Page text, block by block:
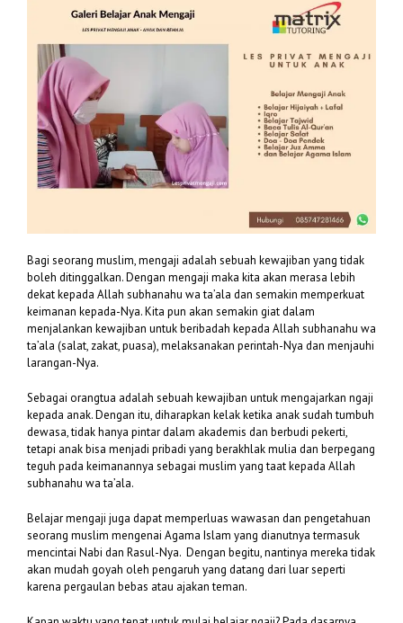
Bagi seorang muslim, mengaji adalah sebuah kewajiban yang tidak
boleh ditinggalkan. Dengan mengaji maka kita akan merasa lebih
dekat kepada Allah subhanahu wa ta’ala dan semakin memperkuat
keimanan kepada-Nya. Kita pun akan semakin giat dalam
menjalankan kewajiban untuk beribadah kepada Allah subhanahu wa
ta’ala (salat, zakat, puasa), melaksanakan perintah-Nya dan menjauhi
larangan-Nya.
Sebagai orangtua adalah sebuah kewajiban untuk mengajarkan ngaji
kepada anak. Dengan itu, diharapkan kelak ketika anak sudah tumbuh
dewasa, tidak hanya pintar dalam akademis dan berbudi pekerti,
tetapi anak bisa menjadi pribadi yang berakhlak mulia dan berpegang
teguh pada keimanannya sebagai muslim yang taat kepada Allah
subhanahu wa ta’ala.
Belajar mengaji juga dapat memperluas wawasan dan pengetahuan
seorang muslim mengenai Agama Islam yang dianutnya termasuk
mencintai Nabi dan Rasul-Nya. Dengan begitu, nantinya mereka tidak
akan mudah goyah oleh pengaruh yang datang dari luar seperti
karena pergaulan bebas atau ajakan teman.